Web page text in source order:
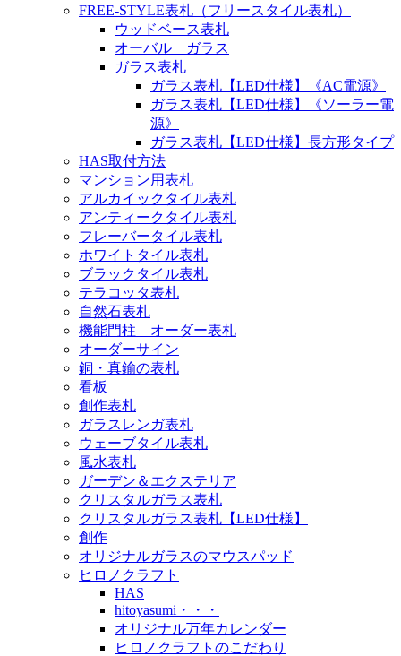
FREE-STYLE表札（フリースタイル表札）
ウッドベース表札
オーバル ガラス
ガラス表札
ガラス表札【LED仕様】《AC電源》
ガラス表札【LED仕様】《ソーラー電
源》
ガラス表札【LED仕様】長方形タイプ
HAS取付方法
マンション用表札
アルカイックタイル表札
アンティークタイル表札
フレーバータイル表札
ホワイトタイル表札
ブラックタイル表札
テラコッタ表札
自然石表札
機能門柱 オーダー表札
オーダーサイン
銅・真鍮の表札
看板
創作表札
ガラスレンガ表札
ウェーブタイル表札
風水表札
ガーデン＆エクステリア
クリスタルガラス表札
クリスタルガラス表札【LED仕様】
創作
オリジナルガラスのマウスパッド
ヒロノクラフト
HAS
hitoyasumi・・・
オリジナル万年カレンダー
ヒロノクラフトのこだわり